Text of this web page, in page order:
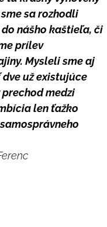
sa rozhodli
nášho kaštieľa, či
prílev
Mysleli sme aj
už existujúce
medzi
len ťažko